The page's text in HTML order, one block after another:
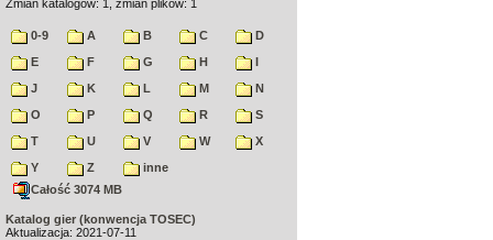
Zmian katalogów: 1, zmian plików: 1
0-9 A B C
D
E
F G H
I
J
K L M
N
O
P Q R
S
T
U V W
X
Y
Z
inne
Całość 3074 MB
Katalog gier (konwencja TOSEC)
Aktualizacja: 2021-07-11